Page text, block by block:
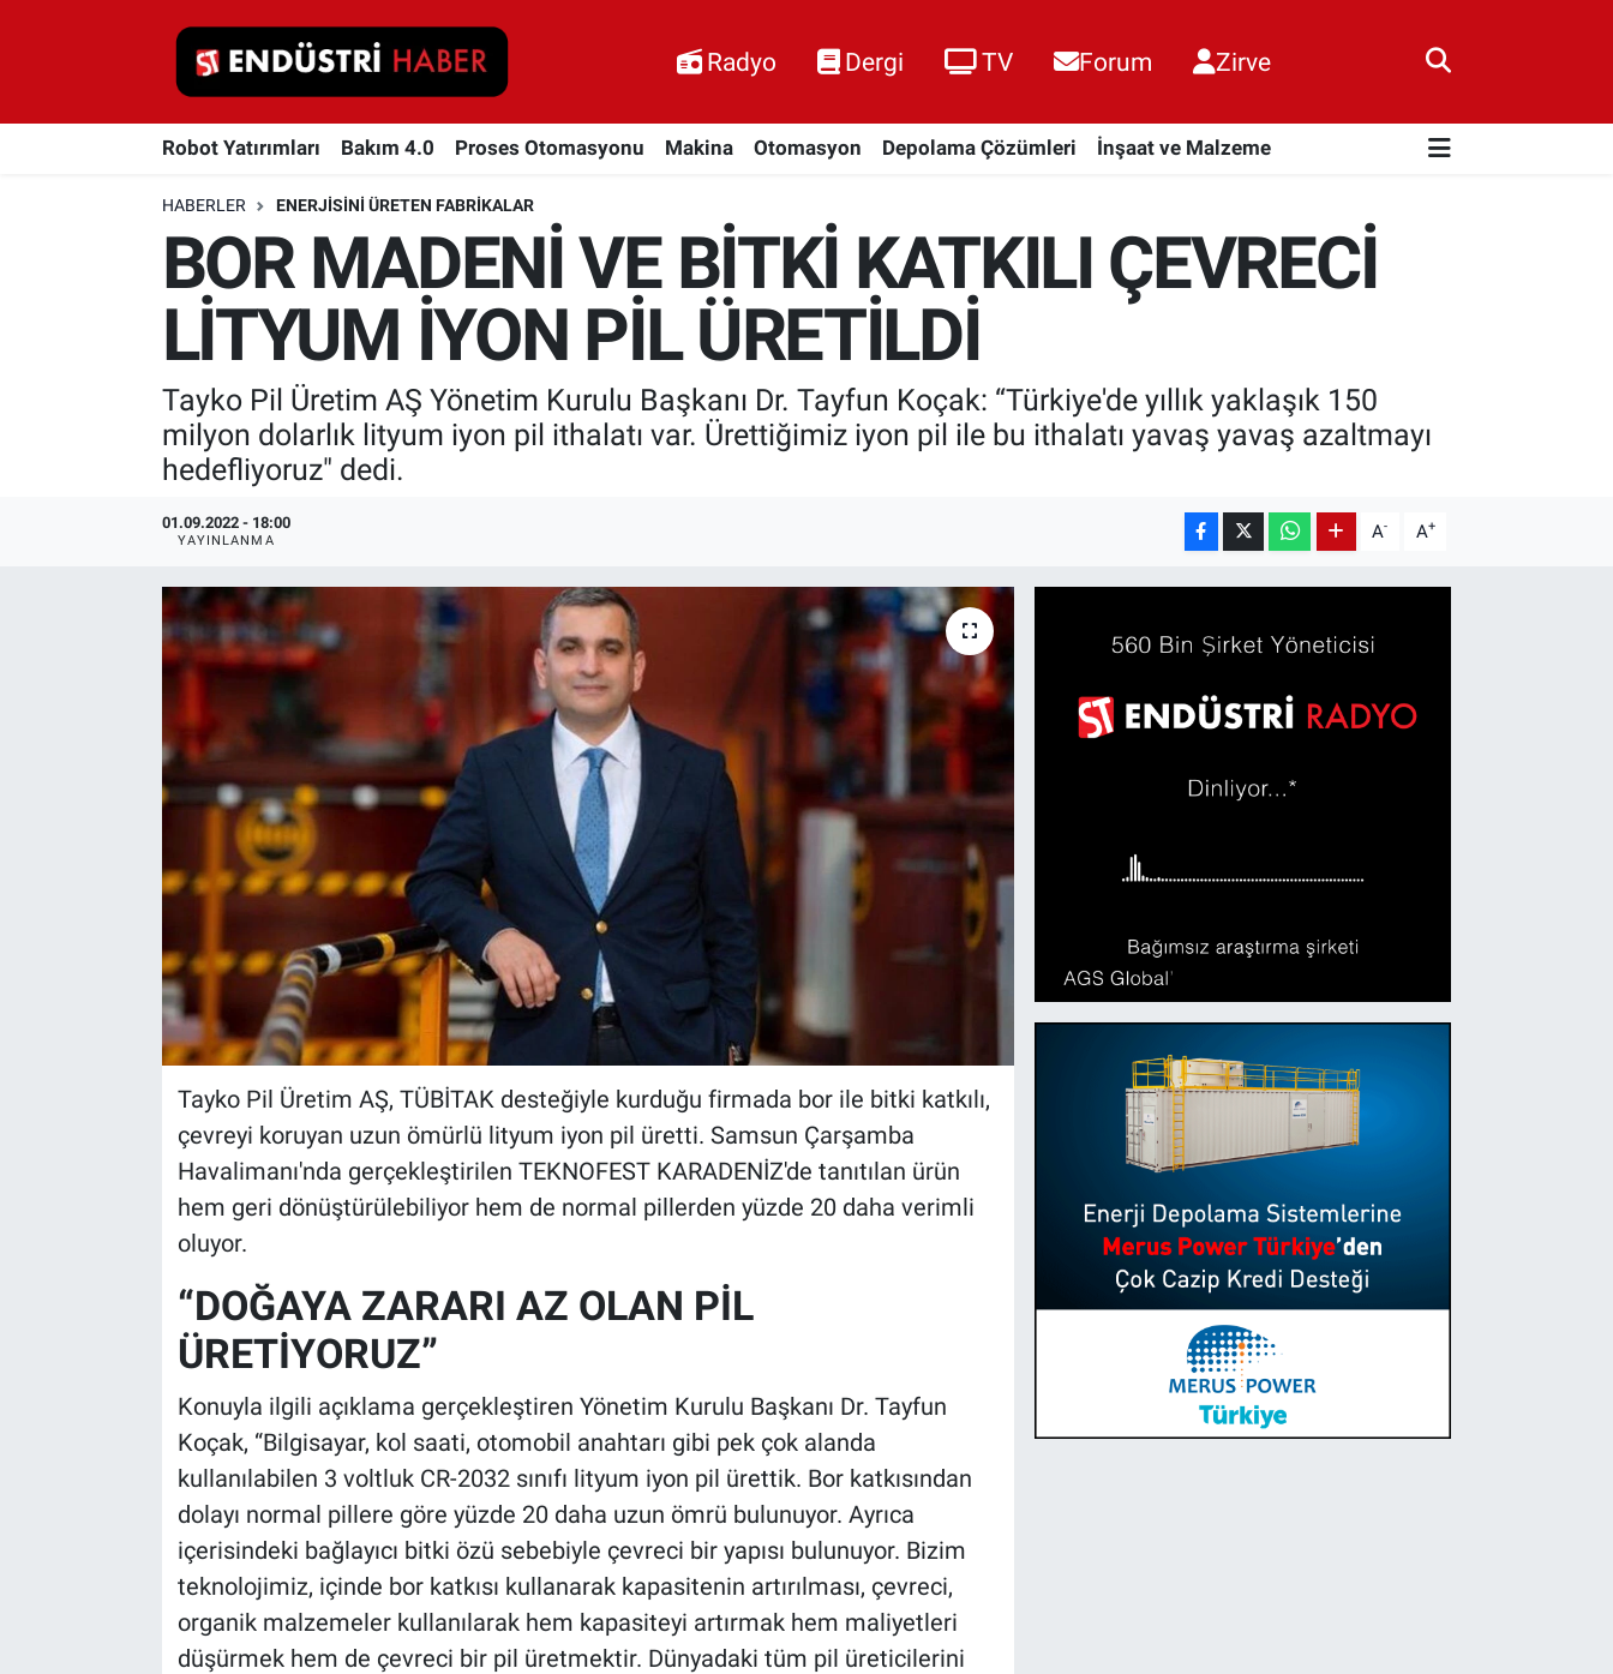
Radyo Dergi TV Forum Zirve
Robot Yatırımları Bakım 4.0 Proses Otomasyonu Makina Otomasyon Depolama Çözümleri İnşaat ve Malzeme
HABERLER ENERJISINI ÜRETEN FABRIKALAR
BOR MADENİ VE BİTKİ KATKILI ÇEVRECİ
LİTYUM İYON PİL ÜRETİLDİ
Tayko Pil Üretim AŞ Yönetim Kurulu Başkanı Dr. Tayfun Koçak: “Türkiye'de yıllık yaklaşık 150
milyon dolarlık lityum iyon pil ithalatı var. Ürettiğimiz iyon pil ile bu ithalatı yavaş yavaş azaltmayı
hedefliyoruz" dedi.
01.09.2022 - 18:00
YAYINLANMA A- A+
Tayko Pil Üretim AŞ, TÜBİTAK desteğiyle kurduğu firmada bor ile bitki katkılı,
çevreyi koruyan uzun ömürlü lityum iyon pil üretti. Samsun Çarşamba
Havalimanı'nda gerçekleştirilen TEKNOFEST KARADENİZ'de tanıtılan ürün
hem geri dönüştürülebiliyor hem de normal pillerden yüzde 20 daha verimli
oluyor.
“DOĞAYA ZARARI AZ OLAN PİL
ÜRETİYORUZ”
Konuyla ilgili açıklama gerçekleştiren Yönetim Kurulu Başkanı Dr. Tayfun
Koçak, “Bilgisayar, kol saati, otomobil anahtarı gibi pek çok alanda
kullanılabilen 3 voltluk CR-2032 sınıfı lityum iyon pil ürettik. Bor katkısından
dolayı normal pillere göre yüzde 20 daha uzun ömrü bulunuyor. Ayrıca
içerisindeki bağlayıcı bitki özü sebebiyle çevreci bir yapısı bulunuyor. Bizim
teknolojimiz, içinde bor katkısı kullanarak kapasitenin artırılması, çevreci,
organik malzemeler kullanılarak hem kapasiteyi artırmak hem maliyetleri
düşürmek hem de çevreci bir pil üretmektir. Dünyadaki tüm pil üreticilerini
Robot Yatırımları
Proses Otomasyonu
Depolama Çözümleri
İnşaat ve Malzeme
HaberOrtak
EndüstriST
Enerjisini Üreten Fabrikalar
Endüstri 4.0 Uygulamaları
Ağır Sanayi Çözümleri